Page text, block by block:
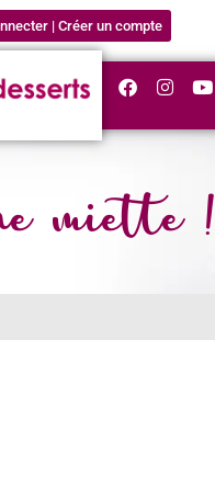
| Créer un compte
miette !